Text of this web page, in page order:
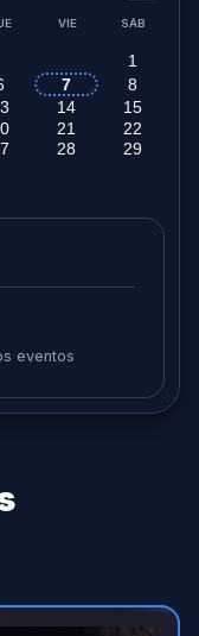
VIE SÁB
1
7
8
14
15
21
22
28
29
eventos